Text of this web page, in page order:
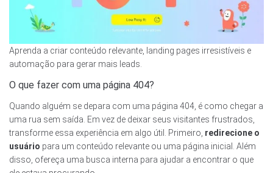
Aprenda a criar conteúdo relevante, landing pages irresistíveis e
automação para gerar mais leads.
O que fazer com uma página 404?
Quando alguém se depara com uma página 404, é como chegar a
uma rua sem saída. Em vez de deixar seus visitantes frustrados,
transforme essa experiência em algo útil. Primeiro, redirecione o
usuário para um conteúdo relevante ou uma página inicial. Além
disso, ofereça uma busca interna para ajudar a encontrar o que